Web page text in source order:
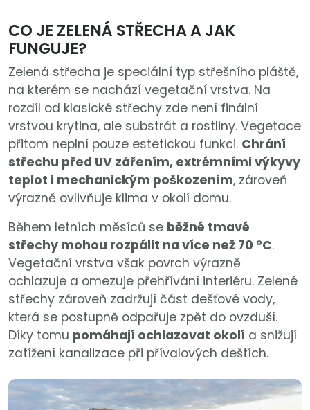
CO JE ZELENÁ STŘECHA A JAK
FUNGUJE?
Zelená střecha je speciální typ střešního pláště,
na kterém se nachází vegetační vrstva. Na
rozdíl od klasické střechy zde není finální
vrstvou krytina, ale substrát a rostliny. Vegetace
přitom neplní pouze estetickou funkci. Chrání
střechu před UV zářením, extrémními výkyvy
teplot i mechanickým poškozením, zároveň
výrazně ovlivňuje klima v okolí domu.
Během letních měsíců se běžné tmavé
střechy mohou rozpálit na více než 70 °C.
Vegetační vrstva však povrch výrazně
ochlazuje a omezuje přehřívání interiéru. Zelené
střechy zároveň zadržují část dešťové vody,
která se postupně odpařuje zpět do ovzduší.
Díky tomu pomáhají ochlazovat okolí a snižují
zatížení kanalizace při přívalových deštích.